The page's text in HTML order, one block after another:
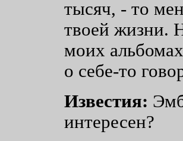
тысяч, - то
твоей жизни.
моих
о себе-то
Известия:
интересен?